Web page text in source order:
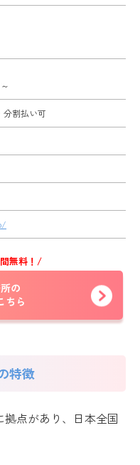
分割払い可
無料！/
の
ちら
特徴
点があり、日本全国